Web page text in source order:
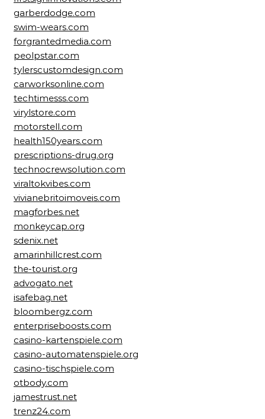
garberdodge.com
swim-wears.com
forgrantedmedia.com
peolpstar.com
tylerscustomdesign.com
carworksonline.com
techtimesss.com
virylstore.com
motorstell.com
health150years.com
prescriptions-drug.org
technocrewsolution.com
viraltokvibes.com
vivianebritoimoveis.com
magforbes.net
monkeycap.org
sdenix.net
amarinhillcrest.com
the-tourist.org
advogato.net
isafebag.net
bloombergz.com
enterpriseboosts.com
casino-kartenspiele.com
casino-automatenspiele.org
casino-tischspiele.com
otbody.com
jamestrust.net
trenz24.com